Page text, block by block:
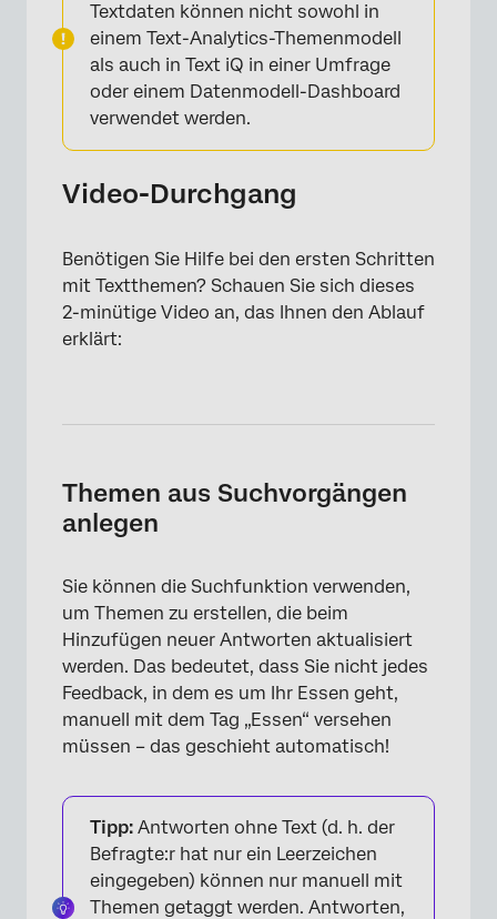
Textdaten können nicht sowohl in
einem Text-Analytics-Themenmodell
als auch in Text iQ in einer Umfrage
oder einem Datenmodell-Dashboard
verwendet werden.
Video-Durchgang
Benötigen Sie Hilfe bei den ersten Schritten
mit Textthemen? Schauen Sie sich dieses
2-minütige Video an, das Ihnen den Ablauf
erklärt:
Themen aus Suchvorgängen
anlegen
Sie können die Suchfunktion verwenden,
um Themen zu erstellen, die beim
Hinzufügen neuer Antworten aktualisiert
werden. Das bedeutet, dass Sie nicht jedes
Feedback, in dem es um Ihr Essen geht,
manuell mit dem Tag „Essen“ versehen
müssen – das geschieht automatisch!
Tipp: Antworten ohne Text (d. h. der
Befragte:r hat nur ein Leerzeichen
eingegeben) können nur manuell mit
Themen getaggt werden. Antworten,